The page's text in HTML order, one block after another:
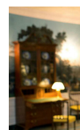
LINKTR.EE
GLOBOZSARU
DOBRAVERO.HU